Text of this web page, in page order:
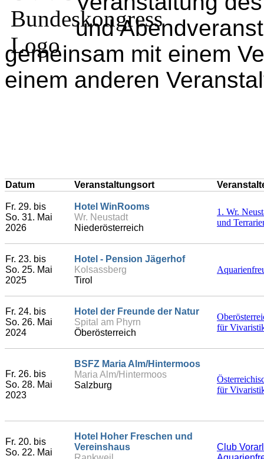
und
gemeinsam mit einem
einem anderen
Datum Veranstaltungsort
Fr. 29. bis
So. 31. Mai
2026
Hotel WinRooms
Wr. Neustadt
Niederösterreich
1. Wr.
und
Fr. 23. bis
So. 25. Mai
2025
Hotel - Pension Jägerhof
Kolsassberg
Tirol
Fr. 24. bis
So. 26. Mai
2024
Hotel der Freunde der Natur
Spital am Phyrn
Öberösterreich
für
Fr. 26. bis
So. 28. Mai
2023
BSFZ Maria Alm/Hintermoos
Maria Alm/Hintermoos
Salzburg
für
Fr. 20. bis
So. 22. Mai
Hotel Hoher Freschen und
Vereinshaus
Club